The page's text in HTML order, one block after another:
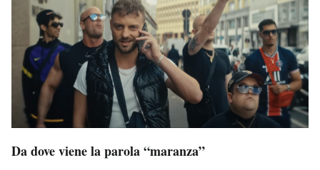
Da dove viene la parola “maranza”